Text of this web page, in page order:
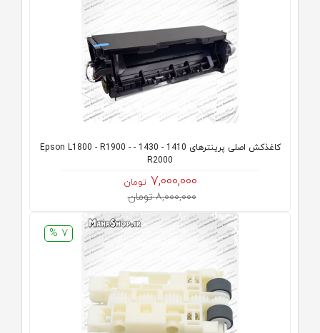
کاغذکش اصلی پرینترهای 1410 - 1430 - Epson L1800 - R1900 -
R2000
7,000,000 تومان
8,000,000 تومان
7 %